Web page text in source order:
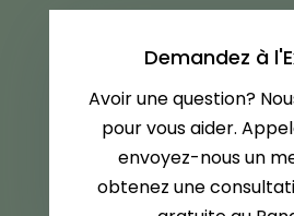
Demandez à
Avoir une question?
pour vous aider.
envoyez-nous un
obtenez une